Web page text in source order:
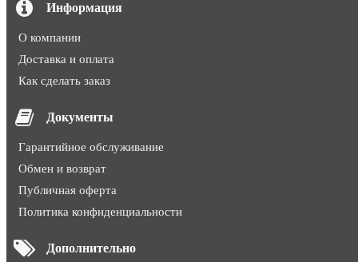
Информация
О компании
Доставка и оплата
Как сделать заказ
Документы
Гарантийное обслуживание
Обмен и возврат
Публичная оферта
Политика конфиденциальности
Дополнительно